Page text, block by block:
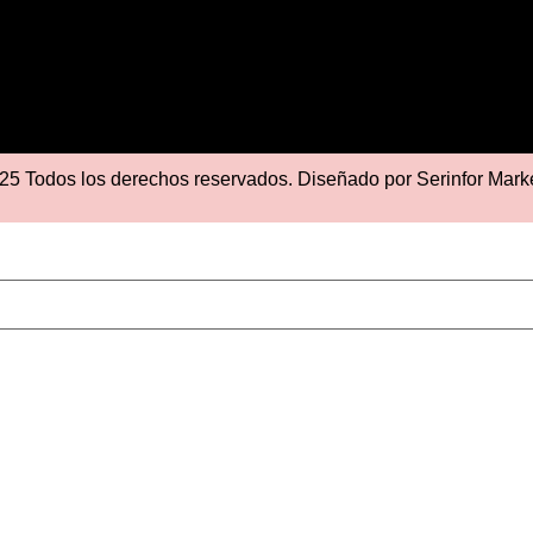
Todos los derechos reservados. Diseñado por Serinfor